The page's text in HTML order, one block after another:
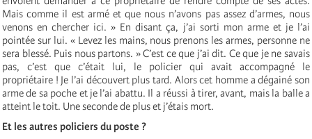
Mais comme il est armé et que nous n’avons pas assez d’armes, nous
venons en chercher ici. » En disant ça, j’ai sorti mon arme et je l’ai
pointée sur lui. « Levez les mains, nous prenons les armes, personne ne
sera blessé. Puis nous partons. » C’est ce que j’ai dit. Ce que je ne savais
pas, c’est que c’était lui, le policier qui avait accompagné le
propriétaire ! Je l’ai découvert plus tard. Alors cet homme a dégainé son
arme de sa poche et je l’ai abattu. Il a réussi à tirer, avant, mais la balle a
atteint le toit. Une seconde de plus et j’étais mort.
Et les autres policiers du poste ?